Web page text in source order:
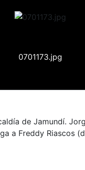
0701173.jpg
de Jamundí.
a Freddy Riascos